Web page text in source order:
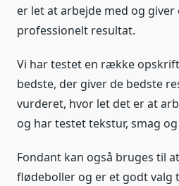
er let at arbejde med og
professionelt resultat.
Vi har testet en række
bedste, der giver de bedste
vurderet, hvor let det er at
og har testet tekstur, smag
Fondant kan også bruges til
flødeboller og er et godt valg